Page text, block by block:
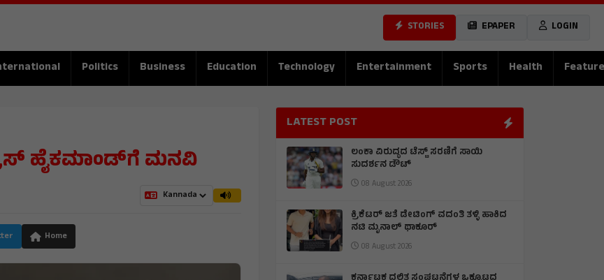
STORIES EPAPER LOGIN
Politics Business Education Technology Entertainment Sports Health Feature
ಹೈಕಮಾಂಡ್‌ಗೆ ಮನವಿ
Home
LATEST POST
ಲಂಕಾ ವಿರುದ್ಧದ ಟೆಸ್ಟ್ ಸರಣಿಗೆ ಸಾಯಿ
ಸುದರ್ಶನ ಡೌಟ್
08 August 2026
ಕ್ರಿಕೆಟರ್ ಜತೆ ಡೇಟಿಂಗ್ ವದಂತಿ ತಳ್ಳಿ ಹಾಕಿದ
ನಟಿ ಮೃನಾಲ್ ಥಾಕೂರ್
08 August 2026